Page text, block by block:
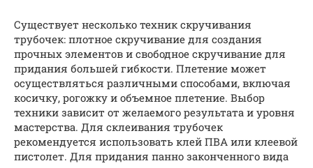
Существует несколько техник скручивания
трубочек: плотное скручивание для создания
прочных элементов и свободное скручивание для
придания большей гибкости. Плетение может
осуществляться различными способами, включая
косичку, рогожку и объемное плетение. Выбор
техники зависит от желаемого результата и уровня
мастерства. Для склеивания трубочек
рекомендуется использовать клей ПВА или клеевой
пистолет. Для придания панно законченного вида